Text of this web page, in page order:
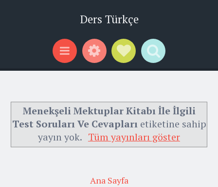
Ders Türkçe
Menu WidgetsSocial Links
Search
Menekşeli Mektuplar Kitabı İle İlgili
Test Soruları Ve Cevaplarıetiketine sahip
yayın yok. Tüm yayınları göster
Ana Sayfa